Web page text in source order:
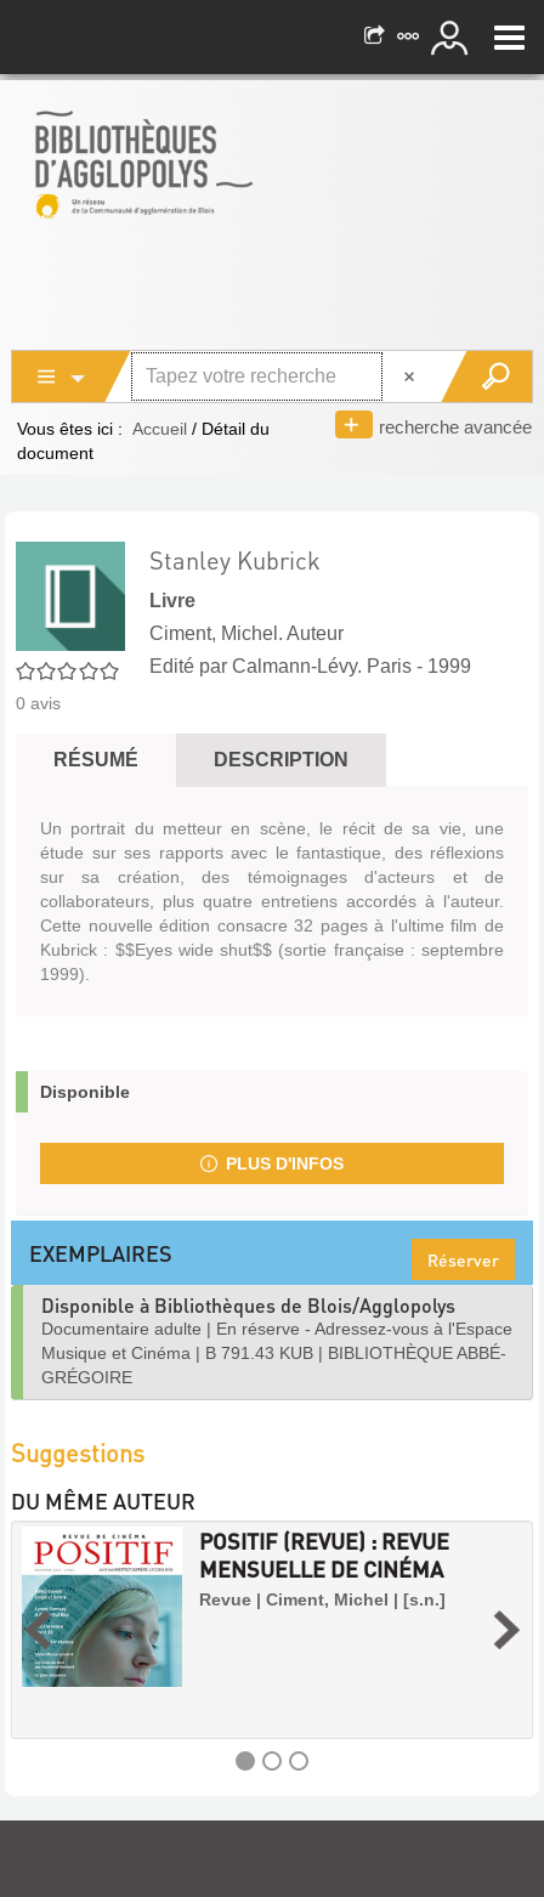
recherche avancée
Vous êtes ici : Accueil / Détail du
document
0/5
0 avis
Stanley Kubrick
Livre
Ciment, Michel. Auteur
Edité par Calmann-Lévy. Paris - 1999
RÉSUMÉ DESCRIPTION
Un portrait du metteur en scène, le récit de sa vie, une
étude sur ses rapports avec le fantastique, des réflexions
sur sa création, des témoignages d'acteurs et de
collaborateurs, plus quatre entretiens accordés à l'auteur.
Cette nouvelle édition consacre 32 pages à l'ultime film de
Kubrick : $$Eyes wide shut$$ (sortie française : septembre
1999).
Disponible
PLUS D'INFOS
EXEMPLAIRES Réserver
Disponible à Bibliothèques de Blois/Agglopolys
Documentaire adulte | En réserve - Adressez-vous à l'Espace
Musique et Cinéma | B 791.43 KUB | BIBLIOTHÈQUE ABBÉ-
GRÉGOIRE
Suggestions
DU MÊME AUTEUR
POSITIF (REVUE) : REVUE
MENSUELLE DE CINÉMA
Revue | Ciment, Michel | [s.n.]